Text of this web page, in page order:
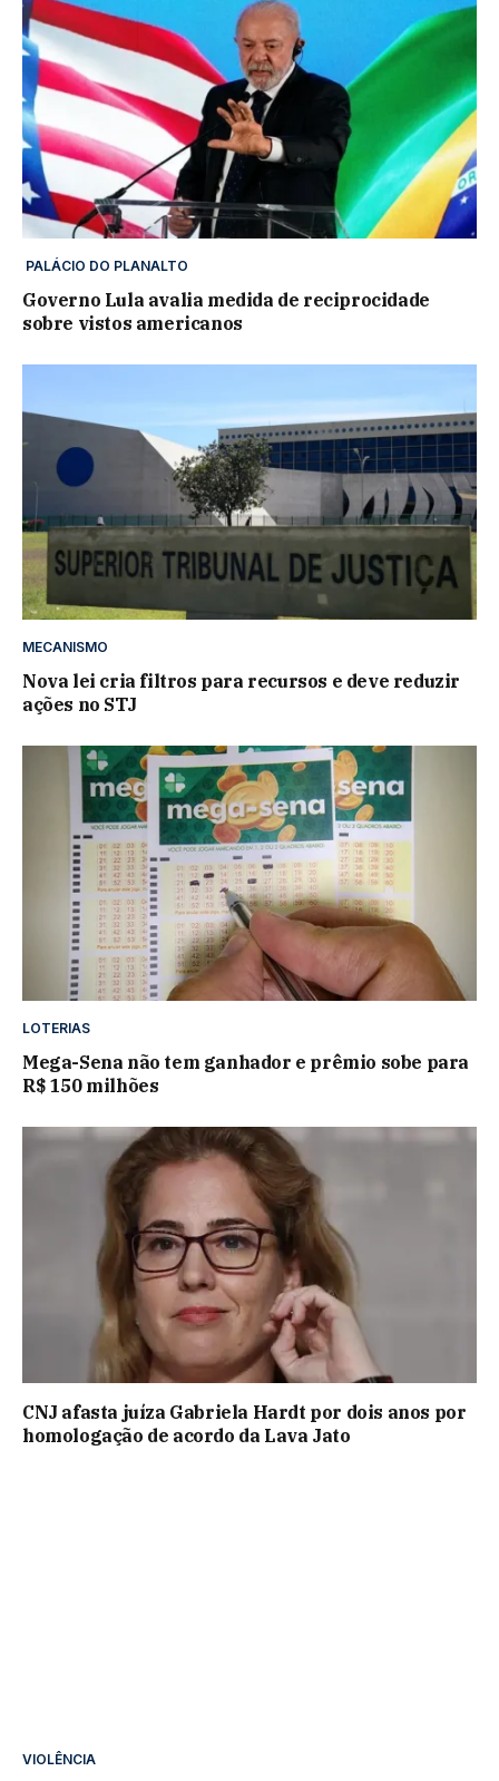
PALÁCIO DO PLANALTO
Governo Lula avalia medida de reciprocidade
sobre vistos americanos
MECANISMO
Nova lei cria filtros para recursos e deve reduzir
ações no STJ
LOTERIAS
Mega-Sena não tem ganhador e prêmio sobe para
R$ 150 milhões
CNJ afasta juíza Gabriela Hardt por dois anos por
homologação de acordo da Lava Jato
VIOLÊNCIA